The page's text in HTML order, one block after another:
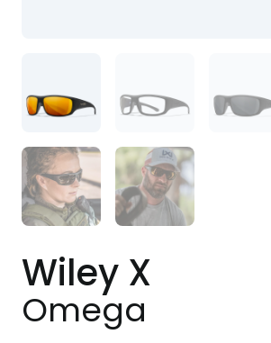
Wiley X
Omega